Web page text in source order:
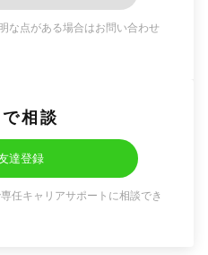
な点がある場合はお問い合わせ
相談
達登録
任キャリアサポートに相談でき